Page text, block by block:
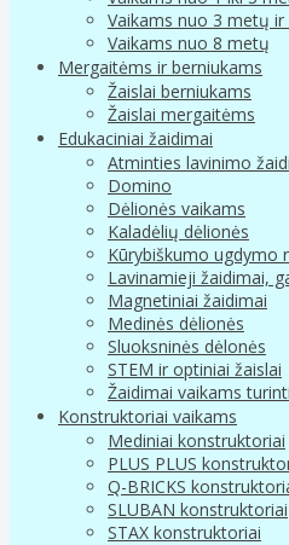
Vaikams nuo 3 metų ir
Vaikams nuo 8 metų
Mergaitėms ir berniukams
Žaislai berniukams
Žaislai mergaitėms
Edukaciniai žaidimai
Atminties lavinimo
Domino
Dėlionės vaikams
Kaladėlių dėlionės
Kūrybiškumo ugdymo
Lavinamieji žaidimai,
Magnetiniai žaidimai
Medinės dėlionės
Sluoksninės dėlonės
STEM ir optiniai žaislai
Žaidimai vaikams
Konstruktoriai vaikams
Mediniai konstruktoriai
PLUS PLUS
Q-BRICKS
SLUBAN konstruktoriai
STAX konstruktoriai